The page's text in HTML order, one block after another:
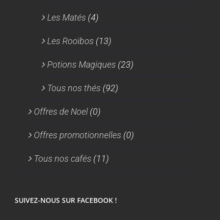
Les Matés (4)
Les Rooïbos (13)
Potions Magiques (23)
Tous nos thés (92)
Offres de Noel (0)
Offres promotionnelles (0)
Tous nos cafés (11)
SUIVEZ-NOUS SUR FACEBOOK !